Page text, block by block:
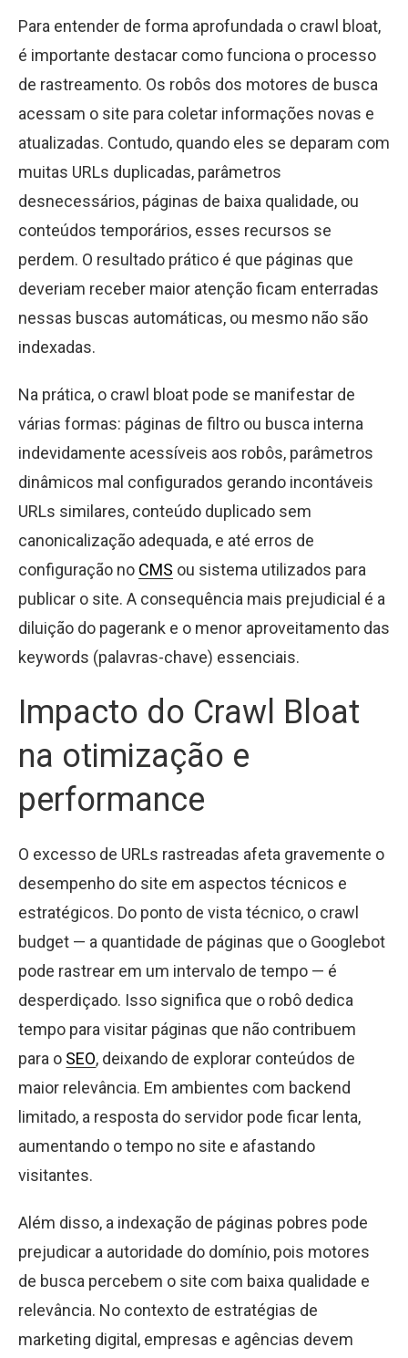
Para entender de forma aprofundada o crawl bloat,
é importante destacar como funciona o processo
de rastreamento. Os robôs dos motores de busca
acessam o site para coletar informações novas e
atualizadas. Contudo, quando eles se deparam com
muitas URLs duplicadas, parâmetros
desnecessários, páginas de baixa qualidade, ou
conteúdos temporários, esses recursos se
perdem. O resultado prático é que páginas que
deveriam receber maior atenção ficam enterradas
nessas buscas automáticas, ou mesmo não são
indexadas.
Na prática, o crawl bloat pode se manifestar de
várias formas: páginas de filtro ou busca interna
indevidamente acessíveis aos robôs, parâmetros
dinâmicos mal configurados gerando incontáveis
URLs similares, conteúdo duplicado sem
canonicalização adequada, e até erros de
configuração no CMS ou sistema utilizados para
publicar o site. A consequência mais prejudicial é a
diluição do pagerank e o menor aproveitamento das
keywords (palavras-chave) essenciais.
Impacto do Crawl Bloat
na otimização e
performance
O excesso de URLs rastreadas afeta gravemente o
desempenho do site em aspectos técnicos e
estratégicos. Do ponto de vista técnico, o crawl
budget — a quantidade de páginas que o Googlebot
pode rastrear em um intervalo de tempo — é
desperdiçado. Isso significa que o robô dedica
tempo para visitar páginas que não contribuem
para o SEO, deixando de explorar conteúdos de
maior relevância. Em ambientes com backend
limitado, a resposta do servidor pode ficar lenta,
aumentando o tempo no site e afastando
visitantes.
Além disso, a indexação de páginas pobres pode
prejudicar a autoridade do domínio, pois motores
de busca percebem o site com baixa qualidade e
relevância. No contexto de estratégias de
marketing digital, empresas e agências devem